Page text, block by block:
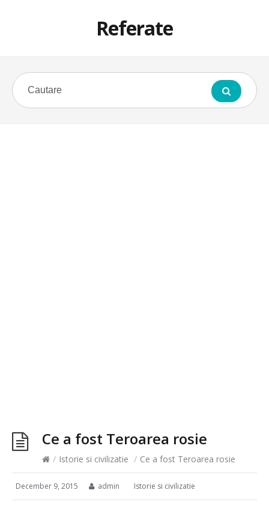
Referate
Ce a fost Teroarea rosie
/ Istorie si civilizatie / Ce a fost Teroarea rosie
December 9, 2015 admin Istorie si civilizatie